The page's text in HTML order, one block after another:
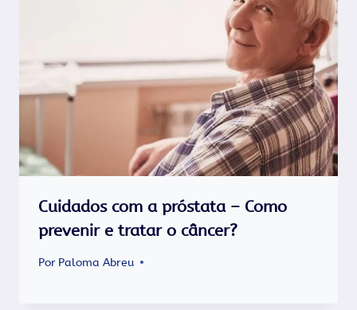
Cuidados com a próstata – Como
prevenir e tratar o câncer?
Por Paloma Abreu